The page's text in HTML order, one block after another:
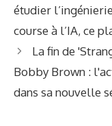
étudier
course à l’IA, ce
La fin de
Bobby Brown :
dans sa nouvelle